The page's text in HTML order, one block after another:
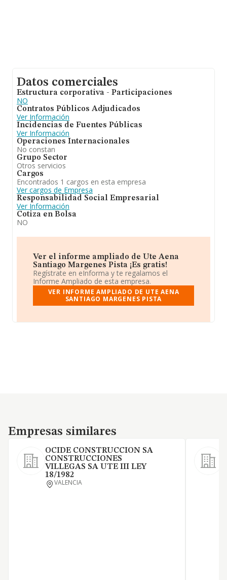
Datos comerciales
Estructura corporativa - Participaciones
NO
Contratos Públicos Adjudicados
Ver Información
Incidencias de Fuentes Públicas
Ver Información
Operaciones Internacionales
No constan
Grupo Sector
Otros servicios
Cargos
Encontrados 1 cargos en esta empresa
Ver cargos de Empresa
Responsabilidad Social Empresarial
Ver Información
Cotiza en Bolsa
NO
Ver el informe ampliado de Ute Aena
Santiago Margenes Pista ¡Es gratis!
Regístrate en eInforma y te regalamos el
Informe Ampliado de esta empresa.
VER INFORME AMPLIADO DE UTE AENA
SANTIAGO MARGENES PISTA
Empresas similares
Empresas similares
OCIDE CONSTRUCCION SA
CONSTRUCCIONES
VILLEGAS SA UTE III LEY
18/1982
VALENCIA